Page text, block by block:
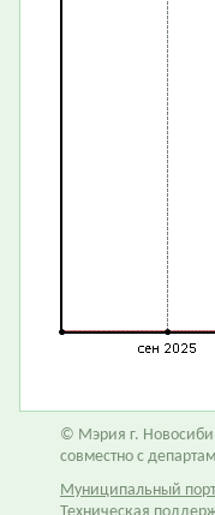
© Мэрия г.
совместно с
Муниципальный